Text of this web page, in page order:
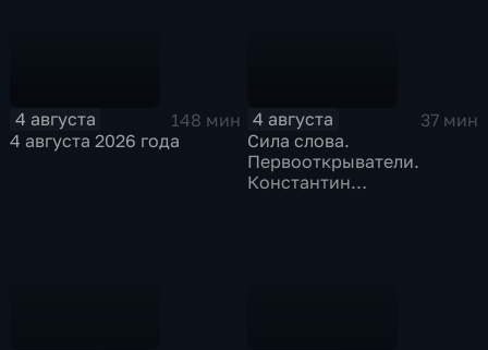
4 августа
148 мин
4 августа 2026 года
4 августа
37 мин
Сила слова.
Первооткрыватели.
Константин